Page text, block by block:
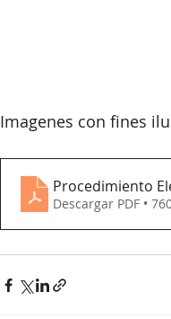
Imagenes con fines
Procedimiento
Descargar PDF •